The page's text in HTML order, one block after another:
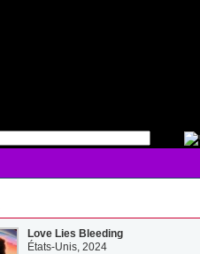
Love Lies Bleeding
États-Unis, 2024